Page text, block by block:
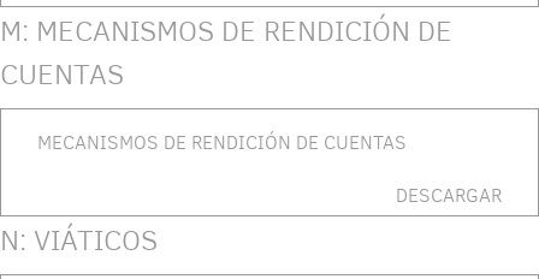
M: MECANISMOS DE RENDICIÓN DE
CUENTAS
MECANISMOS DE RENDICIÓN DE CUENTAS
DESCARGAR
N: VIÁTICOS